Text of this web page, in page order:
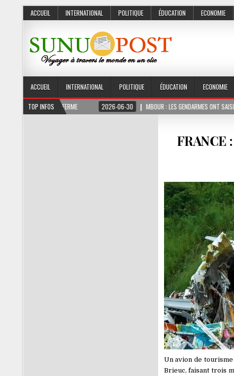
ACCUEIL INTERNATIONAL POLITIQUE ÉDUCATION ECONOMIE
ACCUEIL INTERNATIONAL POLITIQUE ÉDUCATION ECONOMIE
TOP INFOS
MOIS FERME 2026-06-30 MBOUR : LES GENDARMES ONT SAISI 10 KG DE
FRANCE
Un avion de tourisme
Brieuc, faisant trois